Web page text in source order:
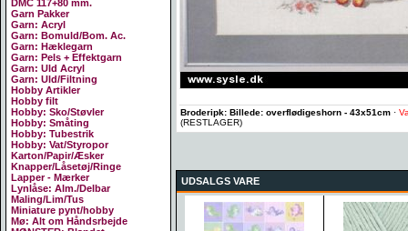
DMC 117+80 mm.
Garn Pakker
Garn: Acryl
Garn: Bomuld/Bom. Ac.
Garn: Hæklegarn
Garn: Pels + Effektgarn
Garn: Uld Acryl
Garn: Uld/Filtning
Hobby Artikler
Hobby filt
Hobby: Sko/Støvler
Hobby: Småting
Hobby: Tubestrik
Hobby: Vat/Styropor
Karton/Papir/Æsker
Knapper/Låsetøj/Ringe
Lapper - Mærker
Lynlåse: Alm./Delbar
Maling/Lim/Tus
Miniature pynt/hobby
Mø: Alt om Håndsrbejde
Broderipk: Billede: overflødigeshorn - 43x51cm ·
(RESTLAGER)
UDSALGS VARE